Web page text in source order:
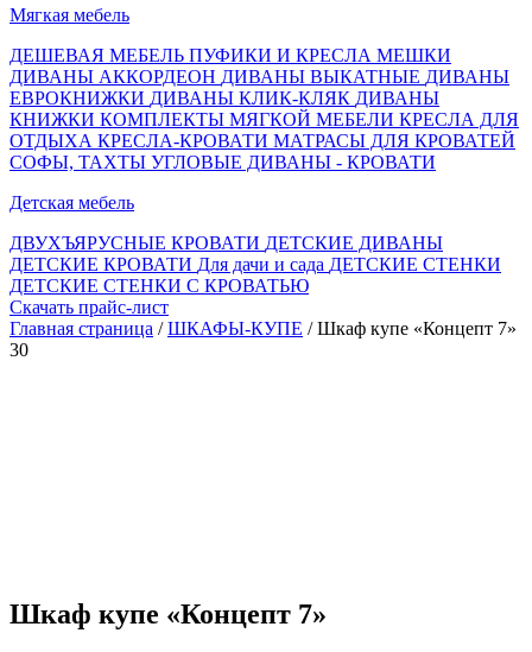
Мягкая мебель
ДЕШЕВАЯ МЕБЕЛЬ ПУФИКИ И КРЕСЛА МЕШКИ
ДИВАНЫ АККОРДЕОН ДИВАНЫ ВЫКАТНЫЕ ДИВАНЫ
ЕВРОКНИЖКИ ДИВАНЫ КЛИК-КЛЯК ДИВАНЫ
КНИЖКИ КОМПЛЕКТЫ МЯГКОЙ МЕБЕЛИ КРЕСЛА ДЛЯ
ОТДЫХА КРЕСЛА-КРОВАТИ МАТРАСЫ ДЛЯ КРОВАТЕЙ
СОФЫ, ТАХТЫ УГЛОВЫЕ ДИВАНЫ - КРОВАТИ
Детская мебель
ДВУХЪЯРУСНЫЕ КРОВАТИ ДЕТСКИЕ ДИВАНЫ
ДЕТСКИЕ КРОВАТИ Для дачи и сада ДЕТСКИЕ СТЕНКИ
ДЕТСКИЕ СТЕНКИ С КРОВАТЬЮ
Скачать прайс-лист
Главная страница /ШКАФЫ-КУПЕ / Шкаф купе «Концепт 7»
30
Шкаф купе «Концепт 7»